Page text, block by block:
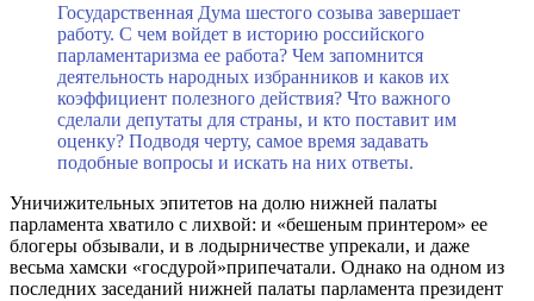
Государственная Дума шестого созыва завершает
работу. С чем войдет в историю российского
парламентаризма ее работа? Чем запомнится
деятельность народных избранников и каков их
коэффициент полезного действия? Что важного
сделали депутаты для страны, и кто поставит им
оценку? Подводя черту, самое время задавать
подобные вопросы и искать на них ответы.
Уничижительных эпитетов на долю нижней палаты
парламента хватило с лихвой: и «бешеным принтером» ее
блогеры обзывали, и в лодырничестве упрекали, и даже
весьма хамски «госдурой»припечатали. Однако на одном из
последних заседаний нижней палаты парламента президент